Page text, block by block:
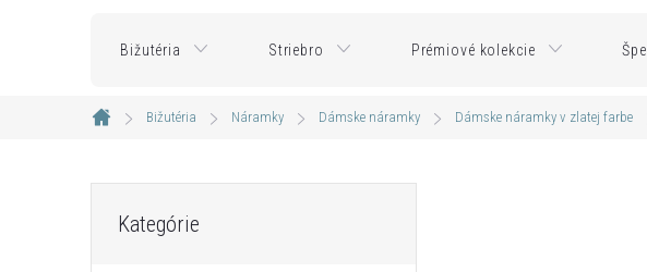
Bižutéria Striebro Prémiové kolekcie
Domov
Bižutéria Náramky Dámske náramky Dámske náramky v zlatej farbe
kategórie
Kategórie